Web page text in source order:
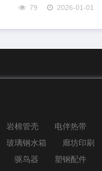
79 2026-01-01
岩棉管壳 电伴热带
玻璃钢水箱 廊坊印刷
驱鸟器 塑钢配件